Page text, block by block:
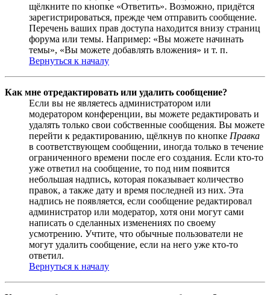
щёлкните по кнопке «Ответить». Возможно, придётся
зарегистрироваться, прежде чем отправить сообщение.
Перечень ваших прав доступа находится внизу страниц
форума или темы. Например: «Вы можете начинать
темы», «Вы можете добавлять вложения» и т. п.
Вернуться к началу
Как мне отредактировать или удалить сообщение?
Если вы не являетесь администратором или
модератором конференции, вы можете редактировать и
удалять только свои собственные сообщения. Вы можете
перейти к редактированию, щёлкнув по кнопке Правка
в соответствующем сообщении, иногда только в течение
ограниченного времени после его создания. Если кто-то
уже ответил на сообщение, то под ним появится
небольшая надпись, которая показывает количество
правок, а также дату и время последней из них. Эта
надпись не появляется, если сообщение редактировал
администратор или модератор, хотя они могут сами
написать о сделанных изменениях по своему
усмотрению. Учтите, что обычные пользователи не
могут удалить сообщение, если на него уже кто-то
ответил.
Вернуться к началу